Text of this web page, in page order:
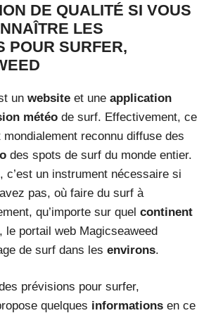
DE QUALITÉ SI VOUS
LES
POUR SURFER,
un website et une application
météo de surf. Effectivement, ce
reconnu diffuse des
des spots de surf du monde entier.
c’est un instrument nécessaire si
pas, où faire du surf à
qu’importe sur quel continent
le portail web Magicseaweed
de surf dans les environs.
prévisions pour surfer,
quelques informations en ce